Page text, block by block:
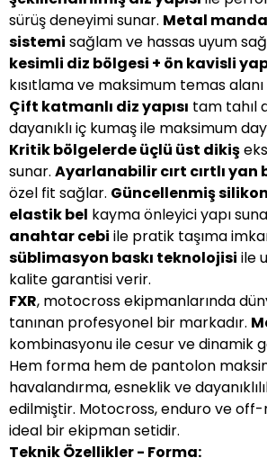
sürüş deneyimi sunar. Metal
sistemi sağlam ve hassas uyum
kesimli diz bölgesi + ön kavisli
kısıtlama ve maksimum temas alanı
Çift katmanlı diz yapısı tam tahıl
dayanıklı iç kumaş ile maksimum
Kritik bölgelerde üçlü üst dikiş
sunar. Ayarlanabilir cırt cırtlı yan
özel fit sağlar. Güncellenmiş silikon
elastik bel kayma önleyici yapı
anahtar cebi ile pratik taşıma
süblimasyon baskı teknolojisi ile
kalite garantisi verir.
FXR, motocross ekipmanlarında
tanınan profesyonel bir markadır.
kombinasyonu ile cesur ve dinamik
Hem forma hem de pantolon
havalandırma, esneklik ve
edilmiştir. Motocross, enduro ve off-
ideal bir ekipman setidir.
Teknik Özellikler - Forma: